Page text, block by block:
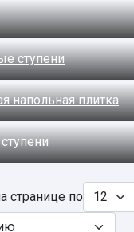
ступени
напольная плитка
странице по